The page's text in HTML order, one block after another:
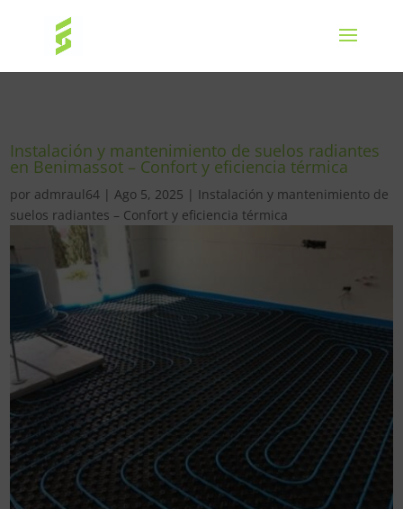
Instalación y mantenimiento de suelos radiantes
en Benimassot – Confort y eficiencia térmica
por admraul64 |Ago 5, 2025 | Instalación y mantenimiento de
suelos radiantes – Confort y eficiencia térmica